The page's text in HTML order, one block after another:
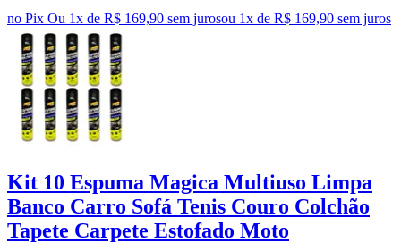
no Pix Ou 1x de R$ 169,90 sem jurosou 1x de R$ 169,90 sem juros
Kit 10 Espuma Magica Multiuso Limpa
Banco Carro Sofá Tenis Couro Colchão
Tapete Carpete Estofado Moto